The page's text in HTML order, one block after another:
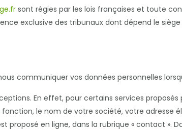
sont régies par les lois françaises et toute
exclusive des tribunaux dont dépend le
communiquer vos données personnelles
En effet, pour certains services
le nom de votre société, votre adresse
proposé en ligne, dans la rubrique « contact ».